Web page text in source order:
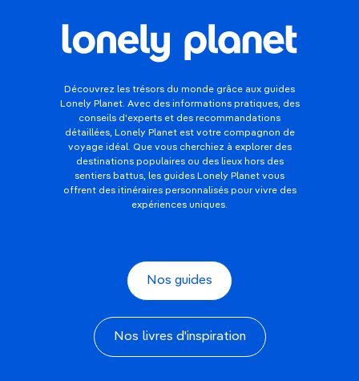
Découvrez les trésors du monde grâce aux guides
Lonely Planet. Avec des informations pratiques, des
conseils d'experts et des recommandations
détaillées, Lonely Planet est votre compagnon de
voyage idéal. Que vous cherchiez à explorer des
destinations populaires ou des lieux hors des
sentiers battus, les guides Lonely Planet vous
offrent des itinéraires personnalisés pour vivre des
expériences uniques.
Nos guides
Nos livres d'inspiration